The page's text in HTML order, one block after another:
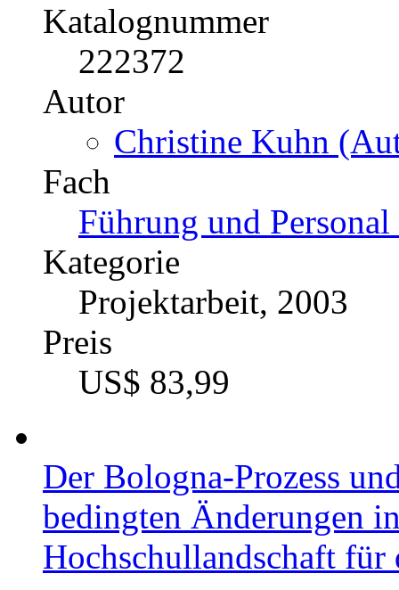
Katalognummer
222372
Autor
Christine Kuhn
Fach
Führung und
Kategorie
Projektarbeit, 2003
Preis
US$ 83,99
Der Bologna-Prozess
bedingten Änderungen
Hochschullandschaft